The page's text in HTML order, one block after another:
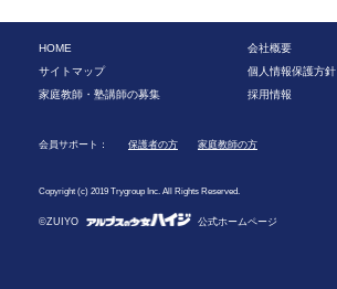
HOME
会社概要
サイトマップ
個人情報保護方針
家庭教師・塾講師の募集
採用情報
会員サポート： 保護者の方 家庭教師の方
Copyright (c) 2019 Trygroup Inc. All Rights Reserved.
©ZUIYO 公式ホームページ